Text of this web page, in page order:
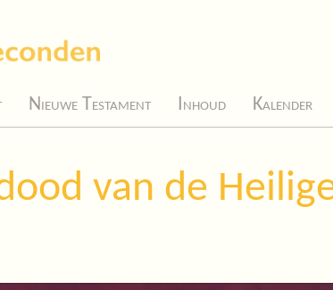
Nieuwe Testament Inhoud Kalender
van de